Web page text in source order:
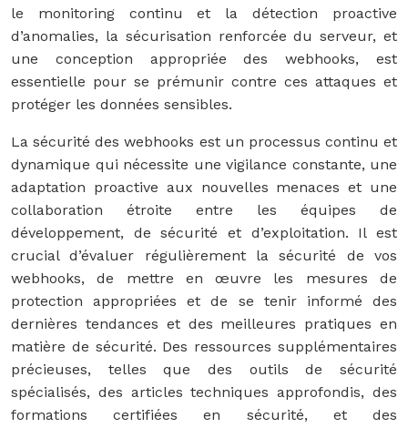
le monitoring continu et la détection proactive
d’anomalies, la sécurisation renforcée du serveur, et
une conception appropriée des webhooks, est
essentielle pour se prémunir contre ces attaques et
protéger les données sensibles.
La sécurité des webhooks est un processus continu et
dynamique qui nécessite une vigilance constante, une
adaptation proactive aux nouvelles menaces et une
collaboration étroite entre les équipes de
développement, de sécurité et d’exploitation. Il est
crucial d’évaluer régulièrement la sécurité de vos
webhooks, de mettre en œuvre les mesures de
protection appropriées et de se tenir informé des
dernières tendances et des meilleures pratiques en
matière de sécurité. Des ressources supplémentaires
précieuses, telles que des outils de sécurité
spécialisés, des articles techniques approfondis, des
formations certifiées en sécurité, et des